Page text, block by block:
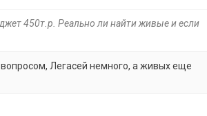
450т.р. Реально ли найти живые и если
Легасей немного, а живых еще